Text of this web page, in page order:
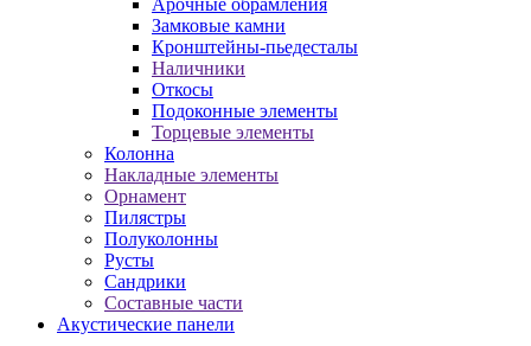
Арочные обрамления
Замковые камни
Кронштейны-пьедесталы
Наличники
Откосы
Подоконные элементы
Торцевые элементы
Колонна
Накладные элементы
Орнамент
Пилястры
Полуколонны
Русты
Сандрики
Составные части
Акустические панели